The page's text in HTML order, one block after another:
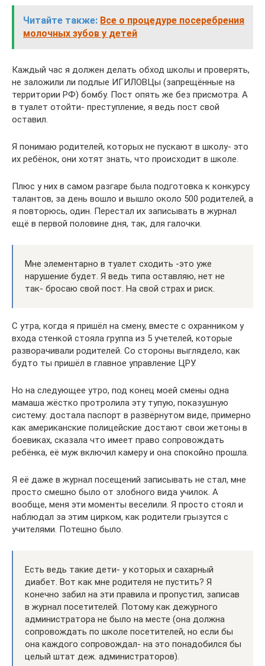
Читайте также: Все о процедуре посеребрения
молочных зубов у детей
Каждый час я должен делать обход школы и проверять,
не заложили ли подлые ИГИЛОВЦы (запрещённые на
территории РФ) бомбу. Пост опять же без присмотра. А
в туалет отойти- преступление, я ведь пост свой
оставил.
Я понимаю родителей, которых не пускают в школу- это
их ребёнок, они хотят знать, что происходит в школе.
Плюс у них в самом разгаре была подготовка к конкурсу
талантов, за день вошло и вышло около 500 родителей, а
я повторюсь, один. Перестал их записывать в журнал
ещё в первой половине дня, так, для галочки.
Мне элементарно в туалет сходить -это уже
нарушение будет. Я ведь типа оставляю, нет не
так- бросаю свой пост. На свой страх и риск.
С утра, когда я пришёл на смену, вместе с охранником у
входа стенкой стояла группа из 5 учетелей, которые
разворачивали родителей. Со стороны выглядело, как
будто ты пришёл в главное управление ЦРУ.
Но на следующее утро, под конец моей смены одна
мамаша жёстко протролила эту тупую, показушную
систему: достала паспорт в развёрнутом виде, примерно
как американские полицейские достают свои жетоны в
боевиках, сказала что имеет право сопровождать
ребёнка, её муж включил камеру и она спокойно прошла.
Я её даже в журнал посещений записывать не стал, мне
просто смешно было от злобного вида училок. А
вообще, меня эти моменты веселили. Я просто стоял и
наблюдал за этим цирком, как родители грызутся с
учителями. Потешно было.
Есть ведь такие дети- у которых и сахарный
диабет. Вот как мне родителя не пустить? Я
конечно забил на эти правила и пропустил, записав
в журнал посетителей. Потому как дежурного
администратора не было на месте (она должна
сопровождать по школе посетителей, но если бы
она каждого сопровождал- на это понадобился бы
целый штат деж. администраторов).